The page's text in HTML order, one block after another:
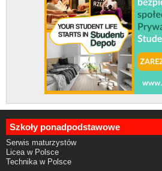
Szkoły ponadpodstawowe
Serwis maturzystów
Licea w Polsce
Technika w Polsce